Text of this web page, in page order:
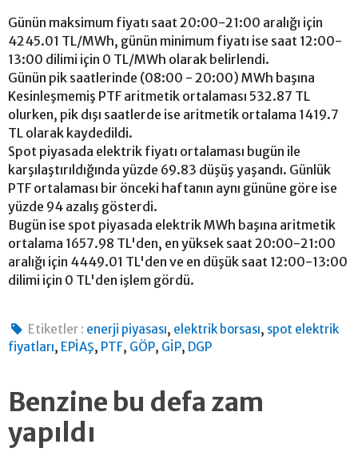
Günün maksimum fiyatı saat 20:00-21:00 aralığı için
4245.01 TL/MWh, günün minimum fiyatı ise saat 12:00-
13:00 dilimi için 0 TL/MWh olarak belirlendi.
Günün pik saatlerinde (08:00 - 20:00) MWh başına
Kesinleşmemiş PTF aritmetik ortalaması 532.87 TL
olurken, pik dışı saatlerde ise aritmetik ortalama 1419.7
TL olarak kaydedildi.
Spot piyasada elektrik fiyatı ortalaması bugün ile
karşılaştırıldığında yüzde 69.83 düşüş yaşandı. Günlük
PTF ortalaması bir önceki haftanın aynı gününe göre ise
yüzde 94 azalış gösterdi.
Bugün ise spot piyasada elektrik MWh başına aritmetik
ortalama 1657.98 TL'den, en yüksek saat 20:00-21:00
aralığı için 4449.01 TL'den ve en düşük saat 12:00-13:00
dilimi için 0 TL'den işlem gördü.
Etiketler : enerji piyasası, elektrik borsası, spot elektrik
fiyatları, EPİAŞ, PTF, GÖP, GİP, DGP
Benzine bu defa zam
yapıldı